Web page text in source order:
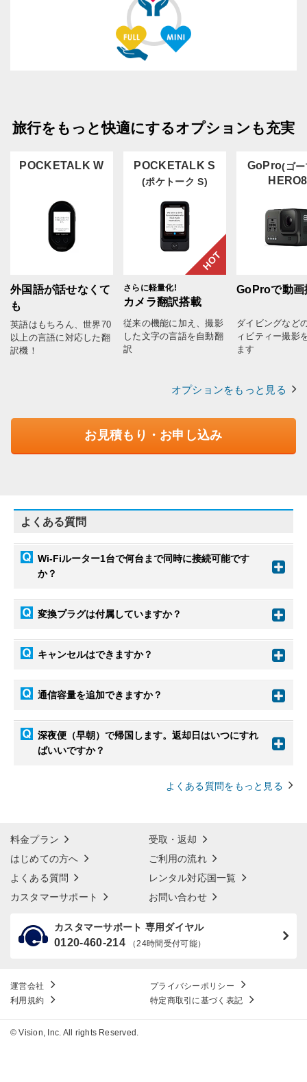
旅行をもっと快適にするオプションも充実
POCKETALK W
外国語が話せなくて
も
英語はもちろん、世界70
以上の言語に対応した翻
訳機！
POCKETALK S
(ポケトーク S)
HOT
さらに軽量化!
カメラ翻訳搭載
従来の機能に加え、撮影
した文字の言語を自動翻
訳
GoPro(ゴ
HERO8
GoProで動画
ダイビングなど
ィビティー撮影
ます
オプションをもっと見る
お見積もり・お申し込み
よくある質問
Wi-Fiルーター1台で何台まで同時に接続可能です
か？
変換プラグは付属していますか？
キャンセルはできますか？
通信容量を追加できますか？
深夜便（早朝）で帰国します。返却日はいつにすれ
ばいいですか？
よくある質問をもっと見る
料金プラン
受取・返却
はじめての方へ
ご利用の流れ
よくある質問
レンタル対応国一覧
カスタマーサポート
お問い合わせ
カスタマーサポート 専用ダイヤル
0120-460-214 （24時間受付可能）
運営会社
プライバシーポリシー
利用規約
特定商取引に基づく表記
© Vision, Inc. All rights Reserved.